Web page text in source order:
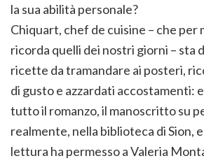
la sua abilità personale?
Chiquart, chef de cuisine – che per
ricorda quelli dei nostri giorni – sta
ricette da tramandare ai posteri,
di gusto e azzardati accostamenti:
tutto il romanzo, il manoscritto su
realmente, nella biblioteca di Sion,
lettura ha permesso a Valeria